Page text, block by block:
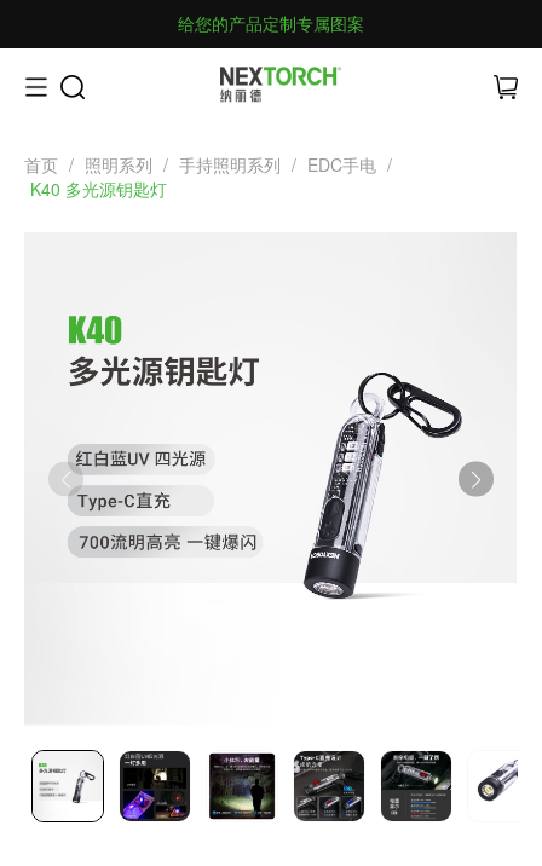
给您的产品定制专属图案
首页 / 照明系列 / 手持照明系列 / EDC手电 /
K40 多光源钥匙灯